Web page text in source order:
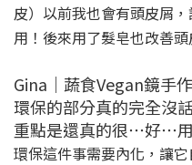
皮）以前我也會有頭皮屑
用！後來用了髮皂也改善頭
Gina｜蔬食Vegan鏡手
環保的部分真的完全沒
重點是還真的很⋯好⋯用
環保這件事需要內化，讓